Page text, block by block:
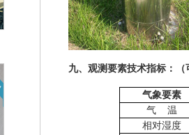
九、观测要素技术指标：
气象要素
气 温
相对湿度